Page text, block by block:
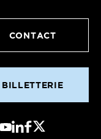
CONTACT
BILLETTERIE